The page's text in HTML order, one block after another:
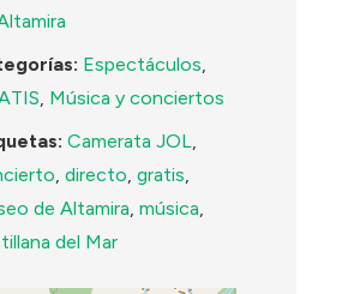
Espectáculos
Música y conciertos
Camerata JOL
,directo ,gratis
de Altamira ,música
del Mar